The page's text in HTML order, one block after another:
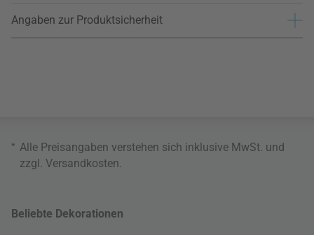
Angaben zur Produktsicherheit
* Alle Preisangaben verstehen sich inklusive MwSt. und
zzgl. Versandkosten
Beliebte Dekorationen